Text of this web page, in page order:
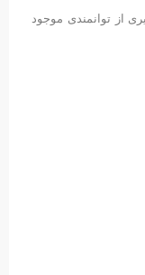
از توانمندی موجود